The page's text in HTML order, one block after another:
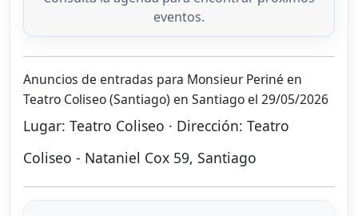
eventos.
Anuncios de entradas para Monsieur Periné en
Teatro Coliseo (Santiago) en Santiago el 29/05/2026
Lugar: Teatro Coliseo · Dirección: Teatro
Coliseo - Nataniel Cox 59, Santiago